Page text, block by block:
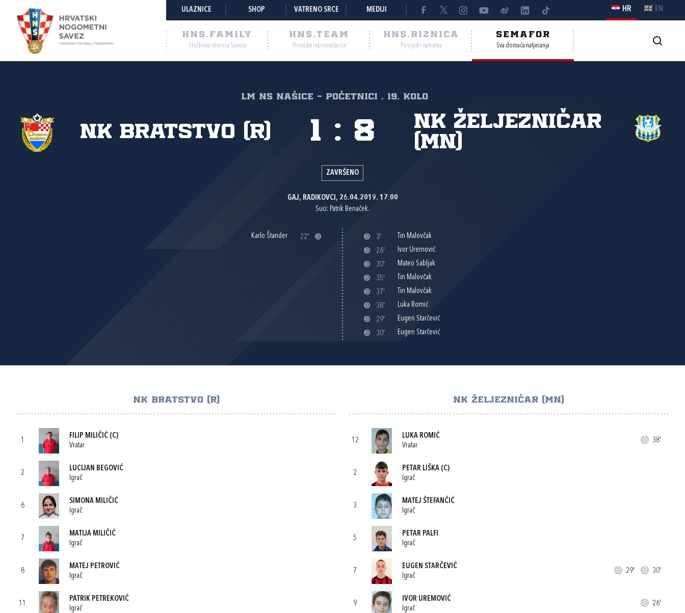
ULAZNICE SHOP VATRENO SRCE MEDIJI HR EN
HNS.FAMILY
Službena stranica Saveza
HNS.TEAM
Hrvatske reprezentacije
HNS.RIZNICA
Povijest i statistika
SEMAFOR
Sva domaća natjecanja
LM NS Našice - početnici , 19. kolo
NK Bratstvo (R)
NK Željezničar
(MN)
1 : 8
ZAVRŠENO
GAJ, RADIKOVCI, 26.04.2019. 17:00
Suci: Patrik Benaček.
Karlo Štander 22' 3'
Tin Malovčak
26'
Ivor Uremović
30'
Mateo Sabljak
35'
Tin Malovčak
37'
Tin Malovčak
38'
Luka Romić
29'
Eugen Starčević
30'
Eugen Starčević
NK BRATSTVO (R)
1
FILIP MILIČIĆ (C)
Vratar
2
LUCIJAN BEGOVIĆ
Igrač
6
SIMONA MILIČIĆ
Igrač
7
MATIJA MILIČIĆ
Igrač
8
MATEJ PETROVIĆ
Igrač
11
PATRIK PETREKOVIĆ
Igrač
NK ŽELJEZNIČAR (MN)
12
LUKA ROMIĆ
Vratar
38'
2
PETAR LIŠKA(C)
Igrač
3
MATEJ ŠTEFANČIĆ
Igrač
5
PETAR PALFI
Igrač
7
EUGEN STARČEVIĆ
Igrač
29' 30'
9
IVOR UREMOVIĆ
Igrač
26'